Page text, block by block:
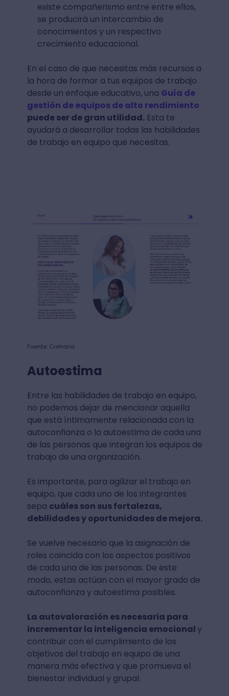
existe compañerismo entre entre ellos,
se producirá un intercambio de
conocimientos y un respectivo
crecimiento educacional.
En el caso de que necesitas más recursos a
la hora de formar a tus equipos de trabajo
desde un enfoque educativo, una Guía de
gestión de equipos de alto rendimiento
puede ser de gran utilidad.Esta te
ayudará a desarrollar todas las habilidades
de trabajo en equipo que necesitas.
Fuente: Crehana
Autoestima
Entre las habilidades de trabajo en equipo,
no podemos dejar de mencionar aquella
que está íntimamente relacionada con la
autoconfianza o la autoestima de cada una
de las personas que integran los equipos de
trabajo de una organización.
Es importante, para agilizar el trabajo en
equipo, que cada uno de los integrantes
sepa cuáles son sus fortalezas,
debilidades y oportunidades de mejora.
Se vuelve necesario que la asignación de
roles coincida con los aspectos positivos
de cada una de las personas. De este
modo, estas actúan con el mayor grado de
autoconfianza y autoestima posibles.
La autovaloración es necesaria para
incrementar la inteligencia emocionaly
contribuir con el cumplimiento de los
objetivos del trabajo en equipo de una
manera más efectiva y que promueva el
bienestar individual y grupal.